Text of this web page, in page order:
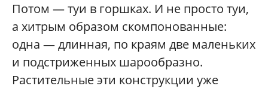
Потом — туи в горшках. И не просто туи,
а хитрым образом скомпонованные:
одна — длинная, по краям две маленьких
и подстриженных шарообразно.
Растительные эти конструкции уже